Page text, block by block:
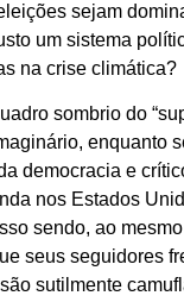
sejam
um sistema
na crise climática?
sombrio do
enquanto
democracia e
nos Estados
sendo, ao
seus seguidores
sutilmente